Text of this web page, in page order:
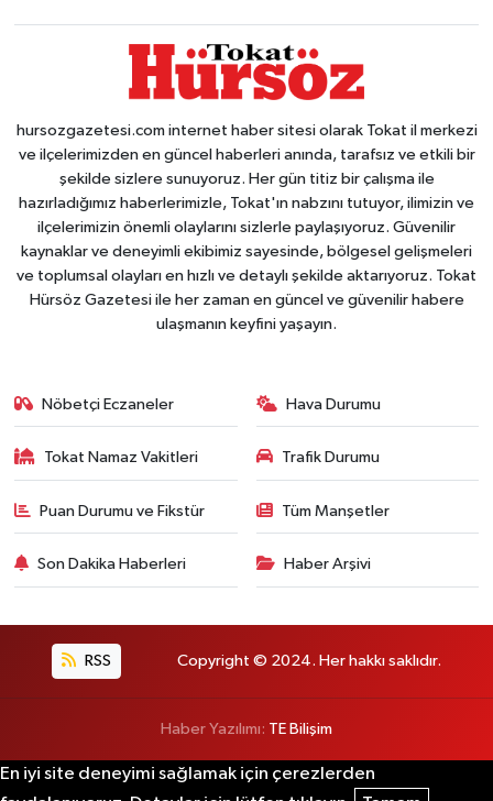
hursozgazetesi.com internet haber sitesi olarak Tokat il merkezi
ve ilçelerimizden en güncel haberleri anında, tarafsız ve etkili bir
şekilde sizlere sunuyoruz. Her gün titiz bir çalışma ile
hazırladığımız haberlerimizle, Tokat'ın nabzını tutuyor, ilimizin ve
ilçelerimizin önemli olaylarını sizlerle paylaşıyoruz. Güvenilir
kaynaklar ve deneyimli ekibimiz sayesinde, bölgesel gelişmeleri
ve toplumsal olayları en hızlı ve detaylı şekilde aktarıyoruz. Tokat
Hürsöz Gazetesi ile her zaman en güncel ve güvenilir habere
ulaşmanın keyfini yaşayın.
Nöbetçi Eczaneler Hava Durumu
Tokat Namaz Vakitleri Trafik Durumu
Puan Durumu ve Fikstür Tüm Manşetler
Son Dakika Haberleri Haber Arşivi
RSS Copyright © 2024. Her hakkı saklıdır.
Haber Yazılımı: TE Bilişim
En iyi site deneyimi sağlamak için çerezlerden